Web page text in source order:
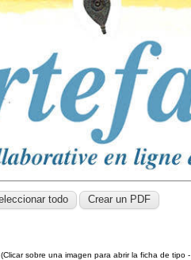
(Clicar sobre una imagen para abrir la ficha de